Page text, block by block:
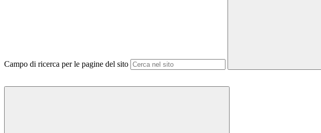
Campo di ricerca per le pagine del sito